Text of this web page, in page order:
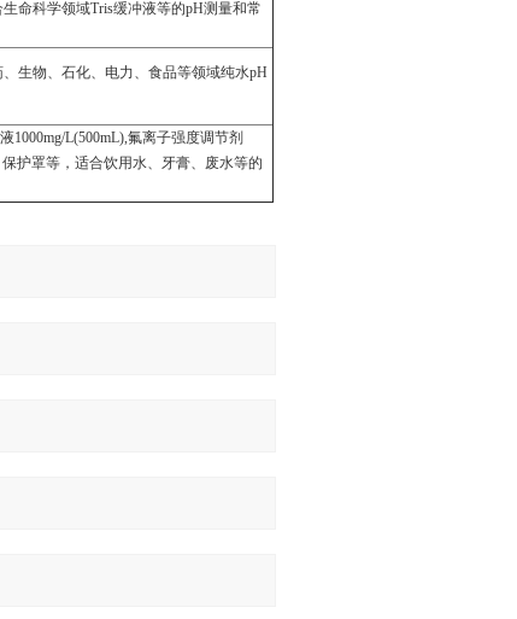
命科学领域Tris缓冲液等的pH测量和常
生物、石化、电力、食品等领域纯水pH
1000mg/L(500mL),氟离子强度调节剂
护罩等，适合饮用水、牙膏、废水等的